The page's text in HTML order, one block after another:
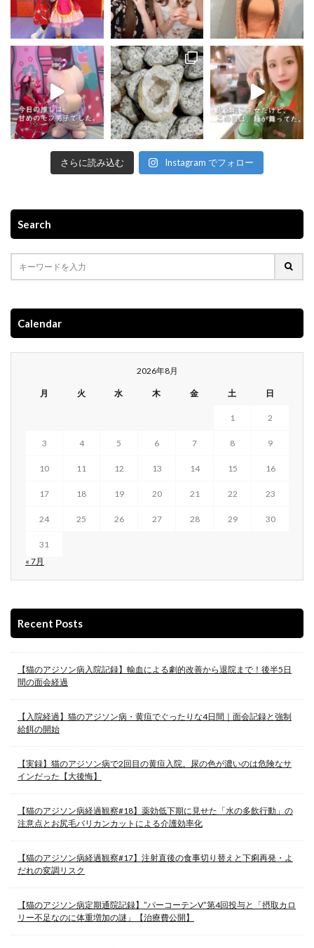
さらに読み込む Instagram でフォロー
Search
Calendar
2026年8月
月 火 水 木 金 土 日
1 2
3 4 5 6 7 8 9
10 11 12 13 14 15 16
17 18 19 20 21 22 23
24 25 26 27 28 29 30
31
« 7月
Recent Posts
【猫のアジソン病入院記録】輸血による劇的改善から退院まで！後半5日
間の面会経過
【入院経過】猫のアジソン病・黄疸でぐったりな4日間｜面会記録と強制
給餌の開始
【実録】猫のアジソン病で2回目の黄疸入院。尿の色が濃いのは危険なサ
インだった【大後悔】
【猫のアジソン病経過観察#18】薬効低下期に見せた「水の多飲行動」の
注意点とお尻毛バリカンカットによる介護効率化
【猫のアジソン病経過観察#17】注射直後の食事切り替えと下痢再発・よ
だれの変調リスク
【猫のアジソン病定期通院記録】”パーコーテンV”第4回投与と「摂取カロ
リー不足なのに体重増加の謎」【治療費公開】